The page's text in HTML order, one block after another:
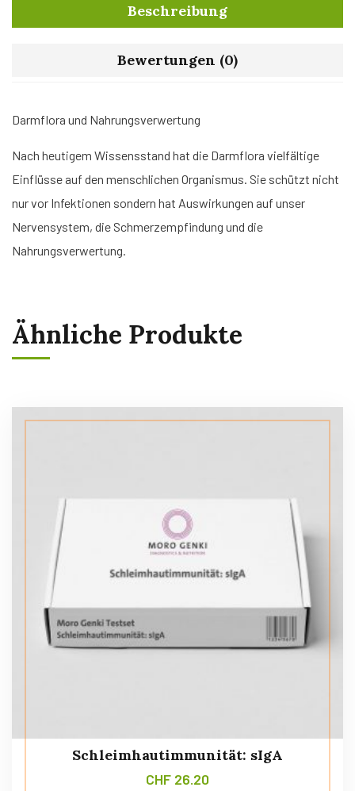
Beschreibung
Bewertungen (0)
Darmflora und Nahrungsverwertung
Nach heutigem Wissensstand hat die Darmflora vielfältige
Einflüsse auf den menschlichen Organismus. Sie schützt nicht
nur vor Infektionen sondern hat Auswirkungen auf unser
Nervensystem, die Schmerzempfindung und die
Nahrungsverwertung.
Ähnliche Produkte
Schleimhautimmunität: sIgA
CHF 26.20